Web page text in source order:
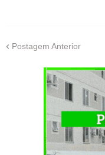
Postagem Anterior